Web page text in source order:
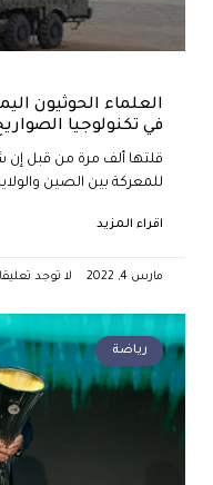
العلماء الحوثيون
في تكنولوجيا
قلتها ألف مرة من قبل إن
للمعركة بين الصين
اقراء المزيد
مارس 4, 2022 لا توجد
رياضة